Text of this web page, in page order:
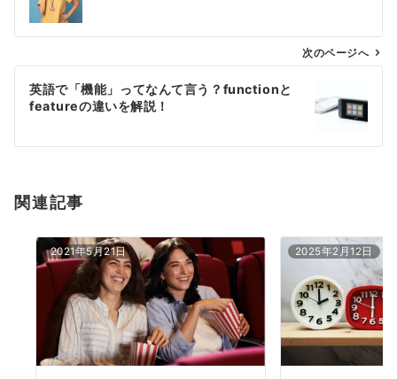
ン
次のページへ
英語で「機能」ってなんて言う？functionと
featureの違いを解説！
関連記事
2021年5月21日 2025年2月12日